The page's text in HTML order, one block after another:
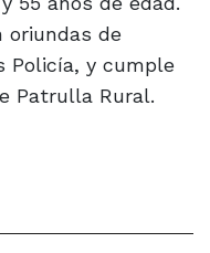
oriundas de
Policía, y cumple
Patrulla Rural.